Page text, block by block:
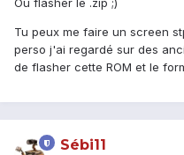
Ou flasher le .zip ;)
Tu peux me faire un screen
perso j'ai regardé sur des
de flasher cette ROM et le
Sébi11